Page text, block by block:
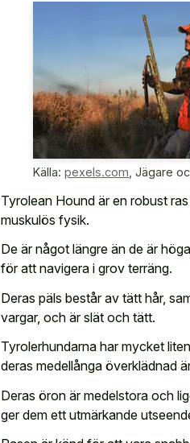
Källa: pexels.com Jägare
Tyrolean Hound är en robust
muskulös fysik.
De är något längre än de är
för att navigera i grov terräng.
Deras päls består av tätt hår,
vargar, och är slät och tätt.
Tyrolerhundarna har mycket
deras medellånga överklädnad
Deras öron är medelstora och
ger dem ett utmärkande